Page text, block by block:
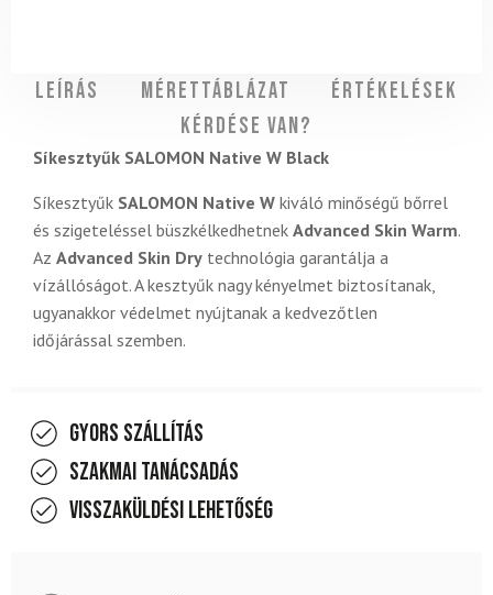
Leírás Mérettáblázat
Értékelések
Kérdése van?
Síkesztyűk SALOMON Native W Black
Síkesztyűk SALOMON Native W kiváló minőségű bőrrel
és szigeteléssel büszkélkedhetnek Advanced Skin Warm.
Az Advanced Skin Dry technológia garantálja a
vízállóságot. A kesztyűk nagy kényelmet biztosítanak,
ugyanakkor védelmet nyújtanak a kedvezőtlen
időjárással szemben.
Gyors szállítás
Szakmai tanácsadás
Visszaküldési lehetőség